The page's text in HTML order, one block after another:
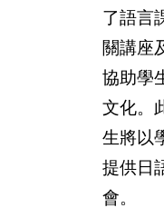
了語言
關講座
協助學
文化。
生將以
提供日
會。